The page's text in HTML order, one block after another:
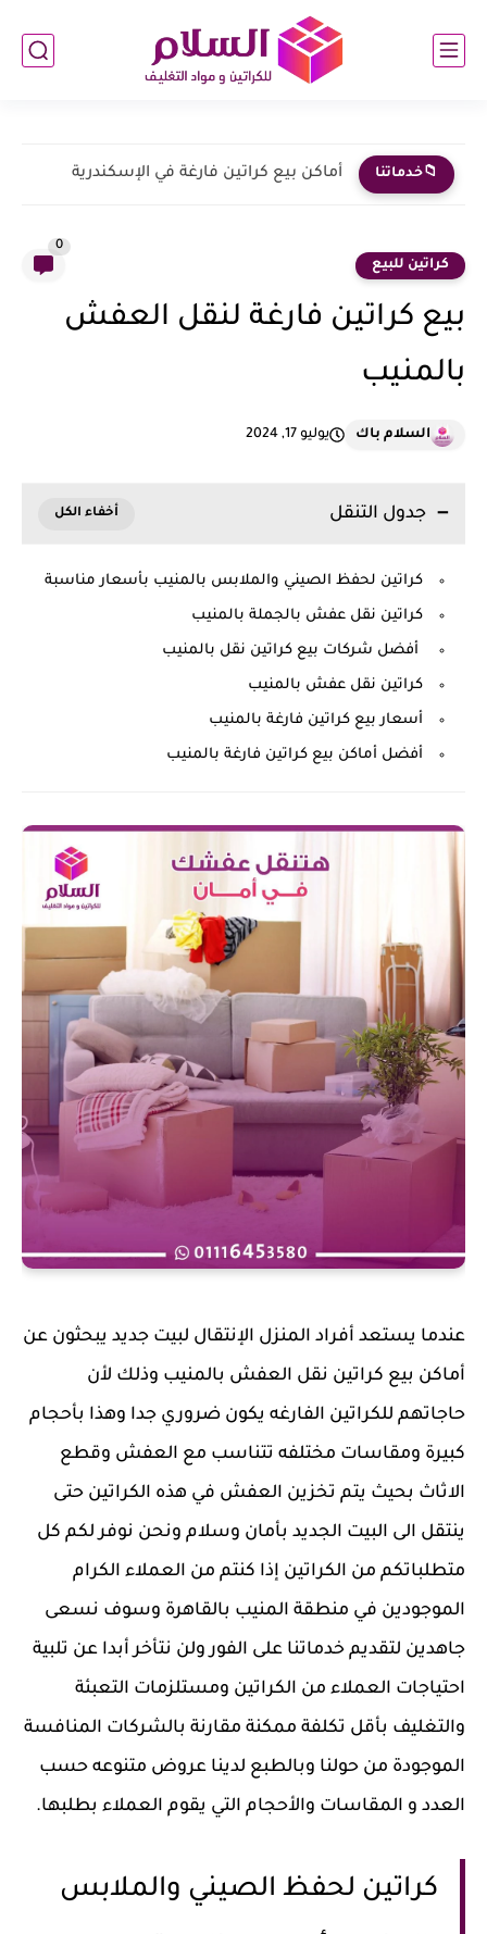
📁خدماتنا أماكن بيع كراتين فارغة في الإسكندرية
كراتين للبيع
0
بيع كراتين فارغة لنقل العفش
بالمنيب
السلام باك يوليو 17, 2024
جدول التنقل
كراتين لحفظ الصيني والملابس بالمنيب بأسعار مناسبة
كراتين نقل عفش بالجملة بالمنيب
أفضل شركات بيع كراتين نقل بالمنيب
كراتين نقل عفش بالمنيب
أسعار بيع كراتين فارغة بالمنيب
أفضل أماكن بيع كراتين فارغة بالمنيب
عندما يستعد أفراد المنزل الإنتقال لبيت جديد يبحثون عن
أماكن بيع كراتين نقل العفش بالمنيب وذلك لأن
حاجاتهم للكراتين الفارغه يكون ضروري جدا وهذا بأحجام
كبيرة ومقاسات مختلفه تتناسب مع العفش وقطع
الاثاث بحيث يتم تخزين العفش في هذه الكراتين حتى
ينتقل الى البيت الجديد بأمان وسلام ونحن نوفر لكم كل
متطلباتكم من الكراتين إذا كنتم من العملاء الكرام
الموجودين في منطقة المنيب بالقاهرة وسوف نسعى
جاهدين لتقديم خدماتنا على الفور ولن نتأخر أبدا عن تلبية
احتياجات العملاء من الكراتين ومستلزمات التعبئة
والتغليف بأقل تكلفة ممكنة مقارنة بالشركات المنافسة
الموجودة من حولنا وبالطبع لدينا عروض متنوعه حسب
العدد و المقاسات والأحجام التي يقوم العملاء بطلبها.
كراتين لحفظ الصيني والملابس